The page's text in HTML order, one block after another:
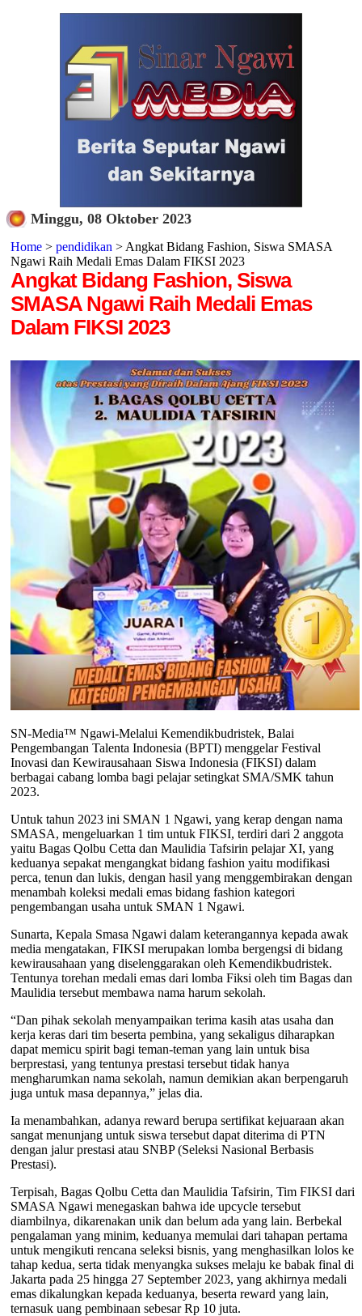
Minggu, 08 Oktober 2023
Home> pendidikan > Angkat Bidang Fashion, Siswa SMASA
Ngawi Raih Medali Emas Dalam FIKSI 2023
Angkat Bidang Fashion, Siswa
SMASA Ngawi Raih Medali Emas
Dalam FIKSI 2023
SN-Media™ Ngawi-Melalui Kemendikbudristek, Balai
Pengembangan Talenta Indonesia (BPTI) menggelar Festival
Inovasi dan Kewirausahaan Siswa Indonesia (FIKSI) dalam
berbagai cabang lomba bagi pelajar setingkat SMA/SMK tahun
2023.
Untuk tahun 2023 ini SMAN 1 Ngawi, yang kerap dengan nama
SMASA, mengeluarkan 1 tim untuk FIKSI, terdiri dari 2 anggota
yaitu Bagas Qolbu Cetta dan Maulidia Tafsirin pelajar XI, yang
keduanya sepakat mengangkat bidang fashion yaitu modifikasi
perca, tenun dan lukis, dengan hasil yang menggembirakan dengan
menambah koleksi medali emas bidang fashion kategori
pengembangan usaha untuk SMAN 1 Ngawi.
Sunarta, Kepala Smasa Ngawi dalam keterangannya kepada awak
media mengatakan, FIKSI merupakan lomba bergengsi di bidang
kewirausahaan yang diselenggarakan oleh Kemendikbudristek.
Tentunya torehan medali emas dari lomba Fiksi oleh tim Bagas dan
Maulidia tersebut membawa nama harum sekolah.
“Dan pihak sekolah menyampaikan terima kasih atas usaha dan
kerja keras dari tim beserta pembina, yang sekaligus diharapkan
dapat memicu spirit bagi teman-teman yang lain untuk bisa
berprestasi, yang tentunya prestasi tersebut tidak hanya
mengharumkan nama sekolah, namun demikian akan berpengaruh
juga untuk masa depannya,” jelas dia.
Ia menambahkan, adanya reward berupa sertifikat kejuaraan akan
sangat menunjang untuk siswa tersebut dapat diterima di PTN
dengan jalur prestasi atau SNBP (Seleksi Nasional Berbasis
Prestasi).
Terpisah, Bagas Qolbu Cetta dan Maulidia Tafsirin, Tim FIKSI dari
SMASA Ngawi menegaskan bahwa ide upcycle tersebut
diambilnya, dikarenakan unik dan belum ada yang lain. Berbekal
pengalaman yang minim, keduanya memulai dari tahapan pertama
untuk mengikuti rencana seleksi bisnis, yang menghasilkan lolos ke
tahap kedua, serta tidak menyangka sukses melaju ke babak final di
Jakarta pada 25 hingga 27 September 2023, yang akhirnya medali
emas dikalungkan kepada keduanya, beserta reward yang lain,
ternasuk uang pembinaan sebesar Rp 10 juta.